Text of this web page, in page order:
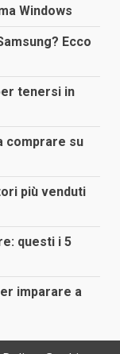
Windows
Ecco
tenersi in
comprare su
più venduti
questi i 5
imparare a